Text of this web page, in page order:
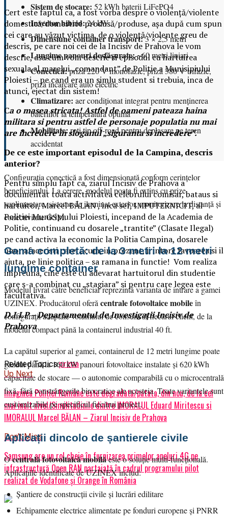
Cert este faptul ca, a fost vorba despre o violență/violente
domestică/domestice produsă/produse, așa după cum spun
cei care au văzut victima, de o violență/violente greu de
descris, pe care noi cei de la Incisiv de Prahova le vom
descrie, asa cum vom descrie si episodul cu hartuirea
sexuala al marelui „comandant” de Politie a Munisipiului
Ploiesti – pe cand era un simlu student si trebuia, inca de
atunci, ejectat din sistem!
Ca o masea stricata! Astfel de oameni pateaza haina
militara si pentru astfel de personaje populatia nu mai
are incredere in sloganul „siguranta si incredere”.
De ce este important episodul de la Campina, descris
anterior?
Pentru simplu fapt ca, ziarul Incisiv de Prahova a
documentat toata activitatea celebrului comisar, bataus si
hartuitor, Marcel BĂLAN , inca sef, IMPUTERNICIT, al
Politiei Municipiului Ploiesti, incepand de la Academia de
Politie, continuand cu dosarele „trantite” (Clasate Ilegal)
pe cand activa la economic la Politia Campina, dosarele
unor afaceristi care, acum, in prezent, ii intorc favoarea si il
ajuta, pe linie politica – sa ramana in functie! Vom realiza
impreuna, cine este cu adevarat hartuitorul din studentie
care s-a combinat cu „stagiara” si pentru care legea este
facultativa.
D.I.I.P – Departamentul de Investigații Incisiv de
Prahova
Related Topics:prima
Up Next
Imaginea Poliției Române este degradată/patata, din nou, de la cel
mai inalt nivel/Similitudinile dintre IMORALUL Eduard Miritescu si
IMORALUL Marcel BĂLAN – Ziarul Incisiv de Prahova
Don't Miss
Samsung are un rol cheie în furnizarea primelor apeluri 4G pe
infrastructură Open RAN partajată în cadrul programului pilot
realizat de Vodafone și Orange în România
Sistem de stocare: 52 kWh baterii LiFePO4
Invertor hibrid:24 kW
Dimensiune container transport:3 × 2,5 metri
Lungime panouri desfășurate:~60 metri liniari
Conectică:priză 220 V monofazic, priză 380 V trifazic,
priză încărcare auto electric
Climatizare: aer condiționat integrat pentru menținerea
bateriilor la temperatură optimă
Mobilitate:roți tip off-road pentru deplasare pe teren
accidentat
Configurația conectică a fost dimensionată conform cerințelor
beneficiarului. La cerere, modelul poate fi extins cu prize
suplimentare, sisteme de iluminat exterior, monitorizare la distanță și
conectivitate GSM.
Gama completă: de la 3 metri la 12 metri
lungime container
Modelul livrat către beneficiar reprezintă varianta de intrare a gamei
UZINEX. Producătorul oferăcentrale fotovoltaice mobileîn
configurații adaptate volumului de consum al fiecărui client, de la
modelul compact până la containerul industrial 40 ft.
La capătul superior al gamei, containerul de 12 metri lungime poate
găzdui până la 160 kW panouri fotovoltaice instalate și 620 kWh
capacitate de stocare — o autonomie comparabilă cu o microcentrală
fixă, fără constrângerile birocratice ale acesteia. Toate variantele sunt
customizabile pe specificul fiecărui proiect.
Aplicații dincolo de șantierele civile
Ocentrală fotovoltaică mobilăeste o soluție multi-funcțională.
Aplicațiile identificate de UZINEX includ:
Șantiere de construcții civile și lucrări edilitare
Echipamente electrice alimentate pe fonduri europene și PNRR